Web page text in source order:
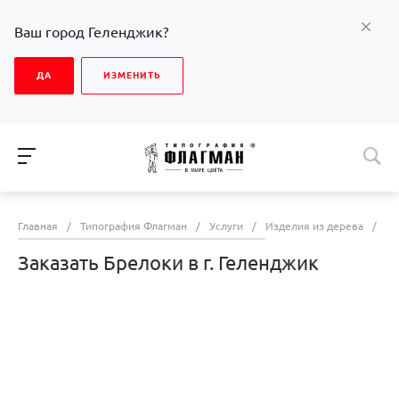
Ваш город Геленджик?
ДА ИЗМЕНИТЬ
Главная / Типография Флагман / Услуги / Изделия из дерева /
Заказать Брелоки в г. Геленджик